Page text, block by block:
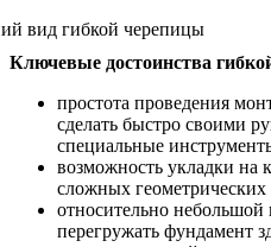
Ключевые достоинства
простота проведения
сделать быстро своими
специальные
возможность укладки
сложных геометрических
относительно небольшой
перегружать фундамент